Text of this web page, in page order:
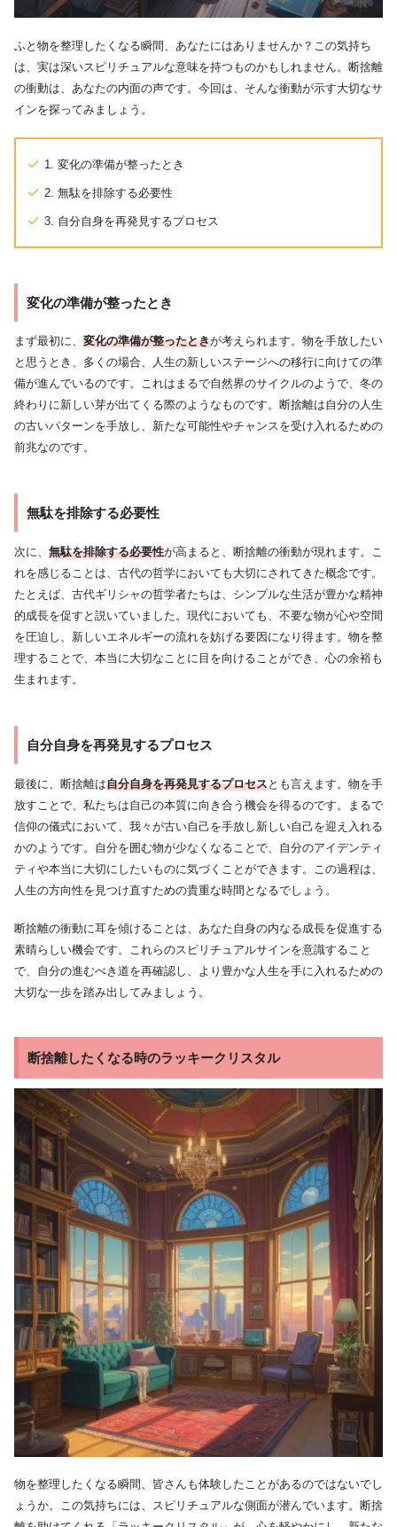
ふと物を整理したくなる瞬間、あなたにはありませんか？この気持ち
は、実は深いスピリチュアルな意味を持つものかもしれません。断捨離
の衝動は、あなたの内面の声です。今回は、そんな衝動が示す大切なサ
インを探ってみましょう。
1. 変化の準備が整ったとき
2. 無駄を排除する必要性
3. 自分自身を再発見するプロセス
変化の準備が整ったとき
まず最初に、 変化の準備が整ったときが考えられます。物を手放したい
と思うとき、多くの場合、人生の新しいステージへの移行に向けての準
備が進んでいるのです。これはまるで自然界のサイクルのようで、冬の
終わりに新しい芽が出てくる際のようなものです。断捨離は自分の人生
の古いパターンを手放し、新たな可能性やチャンスを受け入れるための
前兆なのです。
無駄を排除する必要性
次に、 無駄を排除する必要性が高まると、断捨離の衝動が現れます。こ
れを感じることは、古代の哲学においても大切にされてきた概念です。
たとえば、古代ギリシャの哲学者たちは、シンプルな生活が豊かな精神
的成長を促すと説いていました。現代においても、不要な物が心や空間
を圧迫し、新しいエネルギーの流れを妨げる要因になり得ます。物を整
理することで、本当に大切なことに目を向けることができ、心の余裕も
生まれます。
自分自身を再発見するプロセス
最後に、断捨離は自分自身を再発見するプロセスとも言えます。物を手
放すことで、私たちは自己の本質に向き合う機会を得るのです。まるで
信仰の儀式において、我々が古い自己を手放し新しい自己を迎え入れる
かのようです。自分を囲む物が少なくなることで、自分のアイデンティ
ティや本当に大切にしたいものに気づくことができます。この過程は、
人生の方向性を見つけ直すための貴重な時間となるでしょう。
断捨離の衝動に耳を傾けることは、あなた自身の内なる成長を促進する
素晴らしい機会です。これらのスピリチュアルサインを意識すること
で、自分の進むべき道を再確認し、より豊かな人生を手に入れるための
大切な一歩を踏み出してみましょう。
断捨離したくなる時のラッキークリスタル
物を整理したくなる瞬間、皆さんも体験したことがあるのではないでし
ょうか。この気持ちには、スピリチュアルな側面が潜んでいます。断捨